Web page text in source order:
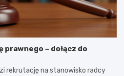
– dołącz do
rekrutację na stanowisko radcy